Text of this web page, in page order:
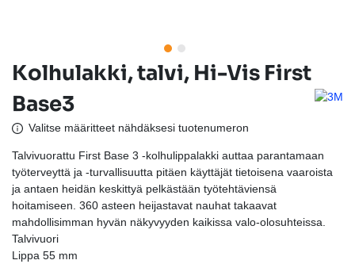
Kolhulakki, talvi, Hi-Vis First
Base3
Valitse määritteet nähdäksesi tuotenumeron
Talvivuorattu First Base 3 -kolhulippalakki auttaa parantamaan
työterveyttä ja -turvallisuutta pitäen käyttäjät tietoisena vaaroista
ja antaen heidän keskittyä pelkästään työtehtäviensä
hoitamiseen. 360 asteen heijastavat nauhat takaavat
mahdollisimman hyvän näkyvyyden kaikissa valo-olosuhteissa.
Talvivuori
Lippa 55 mm